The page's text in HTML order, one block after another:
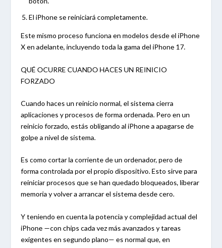
El iPhone se reiniciará completamente.
Este mismo proceso funciona en modelos desde el iPhone
X en adelante, incluyendo toda la gama del iPhone 17.
QUÉ OCURRE CUANDO HACES UN REINICIO
FORZADO
Cuando haces un reinicio normal, el sistema cierra
aplicaciones y procesos de forma ordenada. Pero en un
reinicio forzado, estás obligando al iPhone a apagarse de
golpe a nivel de sistema.
Es como cortar la corriente de un ordenador, pero de
forma controlada por el propio dispositivo. Esto sirve para
reiniciar procesos que se han quedado bloqueados, liberar
memoria y volver a arrancar el sistema desde cero.
Y teniendo en cuenta la potencia y complejidad actual del
iPhone —con chips cada vez más avanzados y tareas
exigentes en segundo plano— es normal que, en